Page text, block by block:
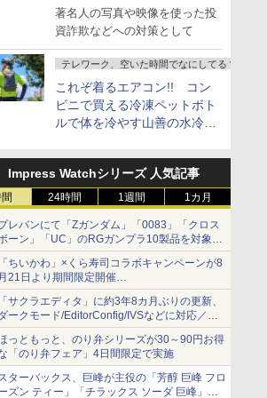
し詐欺広告」対策強化を要請
著名人の写真や映像を使った投
資詐欺などへの対策として
テレワーク、空いた時間でなにしてる？
これぞ着るエアコン!! コン
ビニで買える冷凍ペットボト
ルで体を冷やす山善の水冷ベ
どいい【ぼっち・ざ・ろー
ど！その14】
Impress Watchシリーズ 人気記事
24時間 1週間 1カ月
レバンにて「Zガンダム」「0083」「クロス
ーン」「UC」のRGガンプラ10製品を対象に
た抽選販売が8月10日11時より実施！
ちいかわ」×くら寿司コラボキャンペーンが8
21日より期間限定開催
リジナルの湯呑みや寿司皿が景品に登場！
サクラエディタ」に約3年8カ月ぶりの更新、
ークモード/EditorConfig/IVSなどに対応／複
の脆弱性に対処したセキュリティアップデー
っともっと、のり弁シリーズが30～90円お得
「のり弁フェア」4日間限定で実施
ターバックス、巨峰が主役の「芳醇 巨峰 フロ
ズン ティー」「チラックス ソーダ 巨峰」発